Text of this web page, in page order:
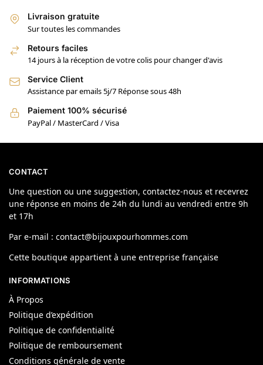
Livraison gratuite
Sur toutes les commandes
Retours faciles
14 jours à la réception de votre colis pour changer d'avis
Service Client
Assistance par emails 5j/7 Réponse sous 48h
Paiement 100% sécurisé
PayPal / MasterCard / Visa
CONTACT
Une question ou une suggestion, contactez-nous et recevrez
une réponse en moins de 24h du lundi au vendredi entre 9h
et 17h
Par e-mail : contact@bijouxpourhommes.com
Cette boutique appartient à une entreprise française
INFORMATIONS
À Propos
Politique d’expédition
Politique de confidentialité
Politique de remboursement
Conditions générale de vente